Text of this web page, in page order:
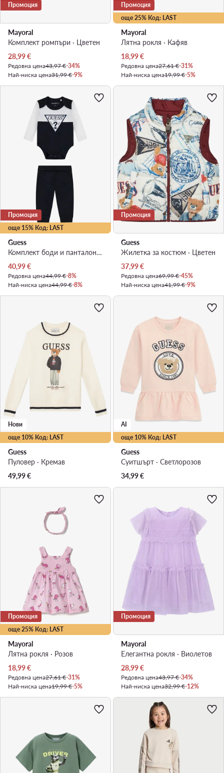
Промоция
Mayoral
Комплект ромпъри · Цветен
Актуална цена
28,99€
Редовна цена43,97 €-34%
Най-ниска цена31,99 €-9%
още 25% Код: LAST
Промоция
Mayoral
Лятна рокля · Кафяв
Актуална цена
18,99€
Редовна цена27,61 €-31%
Най-ниска цена19,99 €-5%
още 15% Код: LAST
Промоция
Guess
Комплект боди и панталон · Черен
Актуална цена
40,99€
Редовна цена44,99 €-8%
Най-ниска цена44,99 €-8%
Промоция
Guess
Жилетка за костюм · Цветен
Актуална цена
37,99€
Редовна цена69,99 €-45%
Най-ниска цена41,99 €-9%
още 10% Код: LAST
Нови
Guess
Пуловер · Кремав
49,99€
още 10% Код: LAST
AI
Guess
Суитшърт · Светлорозов
34,99€
още 25% Код: LAST
Промоция
Mayoral
Лятна рокля · Розов
Актуална цена
18,99€
Редовна цена27,61 €-31%
Най-ниска цена19,99 €-5%
Промоция
Mayoral
Елегантна рокля · Виолетов
Актуална цена
28,99€
Редовна цена43,97 €-34%
Най-ниска цена32,99 €-12%